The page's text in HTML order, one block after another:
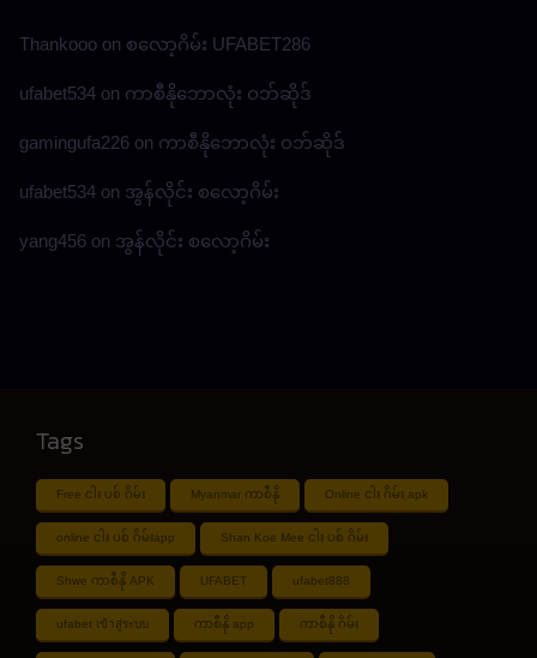
Thankooo on စလော့ဂိမ်း UFABET286
ufabet534 on ကာစီနိုဘောလုံး ဝဘ်ဆိုဒ်
gamingufa226 on ကာစီနိုဘောလုံး ဝဘ်ဆိုဒ်
ufabet534 on အွန်လိုင်း စလော့ဂိမ်း
yang456 on အွန်လိုင်း စလော့ဂိမ်း
Tags
Free ငါး ပစ် ဂိမ်း Myanmar ကာစီနို Online ငါး ဂိမ်း apk
online ငါး ပစ် ဂိမ်းapp Shan Koe Mee ငါး ပစ် ဂိမ်း
Shwe ကာစီနို APK UFABET ufabet888
ufabet เข้าสู่ระบบ ကာစီနို app ကာစီနို ဂိမ်း